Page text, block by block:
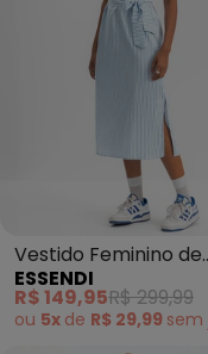
Vestido Feminino de
Alcinha (Azul)
ESSENDI
R$ 149,95R$ 299,99
ou 5x de R$ 29,99 sem